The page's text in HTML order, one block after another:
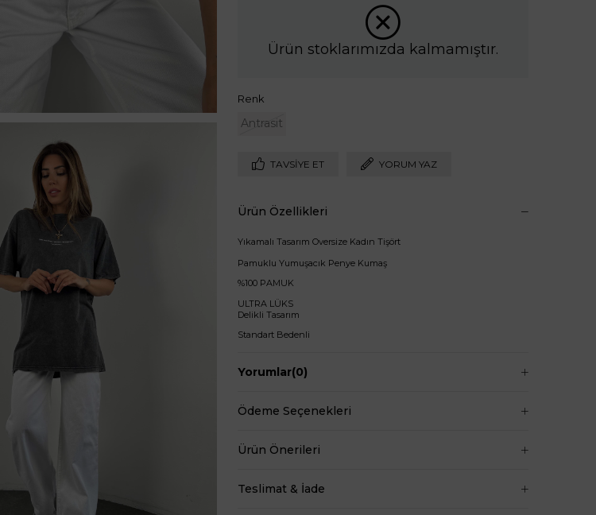
Ürün stoklarımızda kalmamıştır.
Renk
Antrasit
TAVSIYE ET YORUM YAZ
Ürün Özellikleri
Yıkamalı Tasarım Oversize Kadın Tişört
Pamuklu Yumuşacık Penye Kumaş
%100 PAMUK
ULTRA LÜKS
Delikli Tasarım
Standart Bedenli
Kısa Paçalı
Tişört Boy:75cm
+
Göğüs 83 cm
Yorumlar(0)
Ödeme Seçenekleri
Ürün Önerileri
Teslimat & İade